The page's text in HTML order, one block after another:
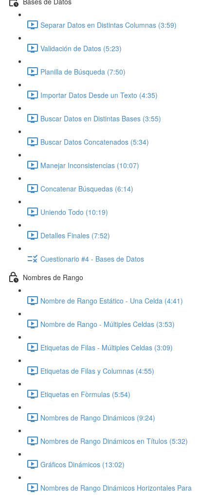
Separar Datos en Distintas Columnas (3:59)
Validación de Datos (5:23)
Planilla de Búsqueda (7:50)
Importar Datos Desde un Texto (4:35)
Buscar Datos en Distintas Bases (3:55)
Buscar Datos Concatenados (5:34)
Manejar Inconsistencias (10:07)
Concatenar Búsquedas (6:14)
Uniendo Todo (10:19)
Detalles Finales (7:52)
Cuestionario #4 - Bases de Datos
Nombres de Rango
Nombre de Rango Estático - Una Celda (4:41)
Nombre de Rango - Múltiples Celdas (3:53)
Etiquetas de Filas - Múltiples Celdas (3:09)
Etiquetas de Filas y Columnas (4:55)
Etiquetas en Fòrmulas (5:54)
Nombres de Rango Dinámicos (9:24)
Nombres de Rango Dinámicos en Títulos (5:32)
Gráficos Dinámicos (13:02)
Nombres de Rango Dinámicos Horizontales Para